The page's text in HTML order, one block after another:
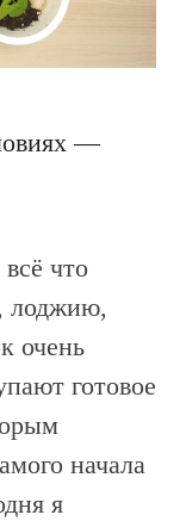
—
что
лоджию,
очень
готовое
начала
я